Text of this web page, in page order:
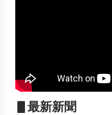
▋最新新聞